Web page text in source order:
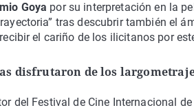
Goya por su interpretación en la
tras descubrir también el
el cariño de los ilicitanos por
disfrutaron de los
del Festival de Cine Internacional